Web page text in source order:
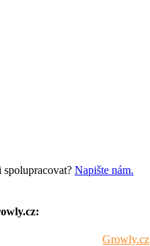
spolupracovat? Napište nám.
Growly.cz